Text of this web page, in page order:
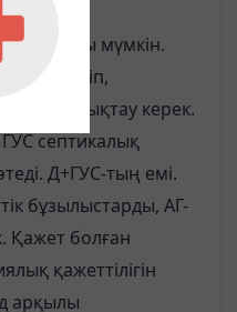
болуы мүмкін.
жіберіп,
анықтау керек.
септикалық
Д+ГУС-тың емі.
бұзылыстарды, АГ-
Қажет болған
қажеттілігін
арқылы